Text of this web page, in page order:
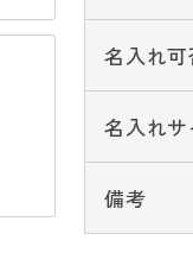
名入れ
名入れ
備考